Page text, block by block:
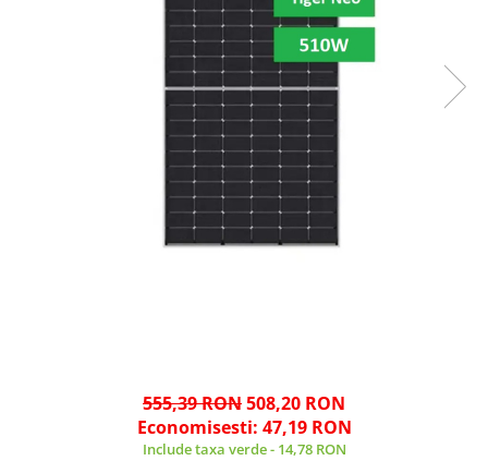
555,39 RON508,20 RON
Economisesti: 47,19 RON
Include taxa verde - 14,78 RON